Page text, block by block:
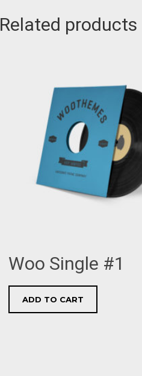
Related products
Woo Single #1
ADD TO CART